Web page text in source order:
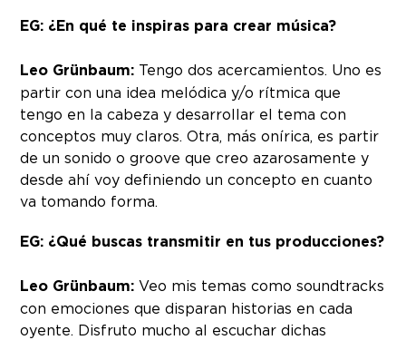
EG: ¿En qué te inspiras para crear música?
Leo Grünbaum: Tengo dos acercamientos. Uno es
partir con una idea melódica y/o rítmica que
tengo en la cabeza y desarrollar el tema con
conceptos muy claros. Otra, más onírica, es partir
de un sonido o groove que creo azarosamente y
desde ahí voy definiendo un concepto en cuanto
va tomando forma.
EG: ¿Qué buscas transmitir en tus producciones?
Leo Grünbaum: Veo mis temas como soundtracks
con emociones que disparan historias en cada
oyente. Disfruto mucho al escuchar dichas